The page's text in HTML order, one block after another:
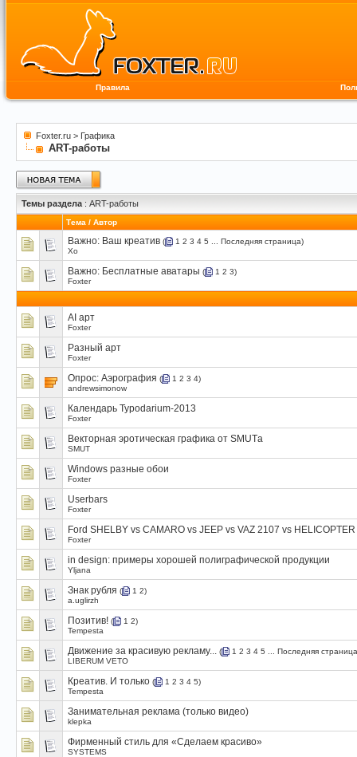
Правила
Foxter.ru > Графика
ART-работы
Темы раздела : ART-работы
Тема / Автор
Важно: Ваш креатив ( 1 2 3 4 5 Последняя страница)
Xo
Важно: Бесплатные аватары ( 1 2 3)
Foxter
AI арт
Foxter
Разный арт
Foxter
Опрос: Аэрография ( 1 2 3 4)
andrewsimonow
Календарь Typodarium-2013
Foxter
Векторная эротическая графика от SMUTа
SMUT
Windows разные обои
Foxter
Userbars
Foxter
Ford SHELBY vs CAMARO vs JEEP vs VAZ 2107 vs HELICOPTER
Foxter
in design: примеры хорошей полиграфической продукции
Yljana
Знак рубля ( 1 2)
a.uglirzh
Позитив! ( 1 2)
Tempesta
Движение за красивую рекламу... ( 1 2 3 4 5
Последняя страница
LIBERUM VETO
Креатив. И только ( 1 2 3 4 5)
Tempesta
Занимательная реклама (только видео)
klepka
Фирменный стиль для «Сделаем красиво»
SYSTEMS